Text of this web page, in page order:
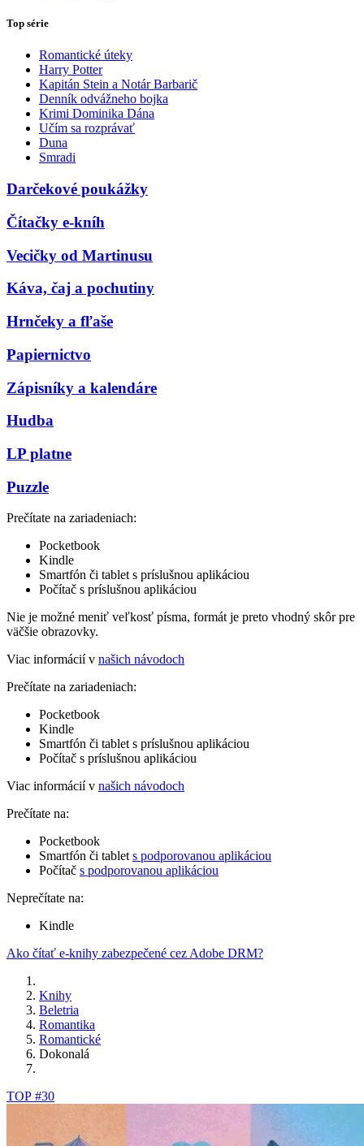
Top série
Romantické úteky
Harry Potter
Kapitán Stein a Notár Barbarič
Denník odvážneho bojka
Krimi Dominika Dána
Učím sa rozprávať
Duna
Smradi
Darčekové poukážky
Čítačky e-kníh
Vecičky od Martinusu
Káva, čaj a pochutiny
Hrnčeky a fľaše
Papiernictvo
Zápisníky a kalendáre
Hudba
LP platne
Puzzle
Prečítate na zariadeniach:
Pocketbook
Kindle
Smartfón či tablet s príslušnou aplikáciou
Počítač s príslušnou aplikáciou
Nie je možné meniť veľkosť písma, formát je preto vhodný skôr pre
väčšie obrazovky.
Viac informácií v našich návodoch
Prečítate na zariadeniach:
Pocketbook
Kindle
Smartfón či tablet s príslušnou aplikáciou
Počítač s príslušnou aplikáciou
Viac informácií v našich návodoch
Prečítate na:
Pocketbook
Smartfón či tablet s podporovanou aplikáciou
Počítač s podporovanou aplikáciou
Neprečítate na:
Kindle
Ako čítať e-knihy zabezpečené cez Adobe DRM?
Knihy
Beletria
Romantika
Romantické
Dokonalá
TOP #30